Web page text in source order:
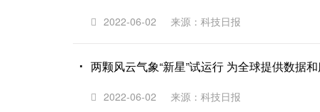
2022-06-02 来源：科技日报
两颗风云气象“新星”试运行 为全球提供数据
2022-06-02 来源：科技日报